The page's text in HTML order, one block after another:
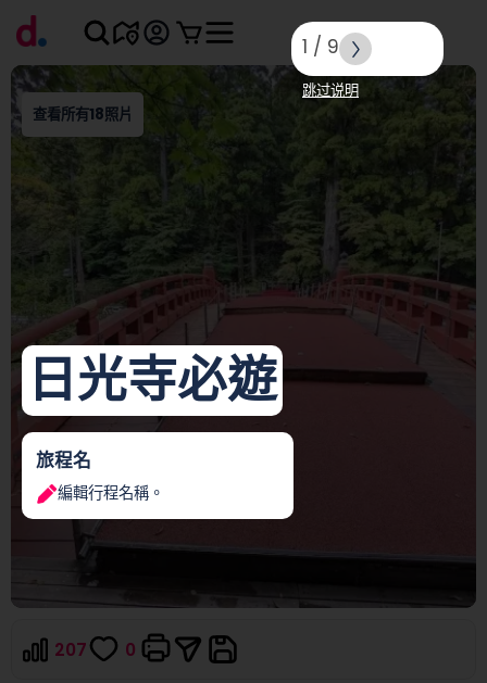
查看所有18照片
日光寺必遊
旅程名
編輯行程名稱。
207 0
1 / 9
跳过说明